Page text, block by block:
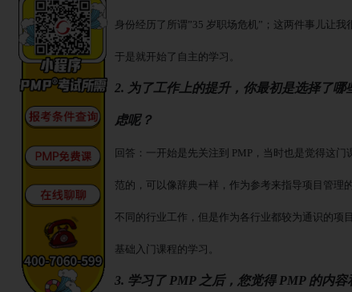
身份经历了所谓”35 岁职场危机”；这两件事儿让我
于是就开始了自主的学习。
2. 为了工作上的提升，你最初是选择了
虑呢？
回答：一开始是先关注到 PMP，当时也是觉得这门
范的，可以像辞典一样，作为参考来指导项目管理
不同的行业工作，但是作为各行业都较为通识的项
基础入门课程的学习。
3. 学习了 PMP 之后，您觉得 PMP 的内